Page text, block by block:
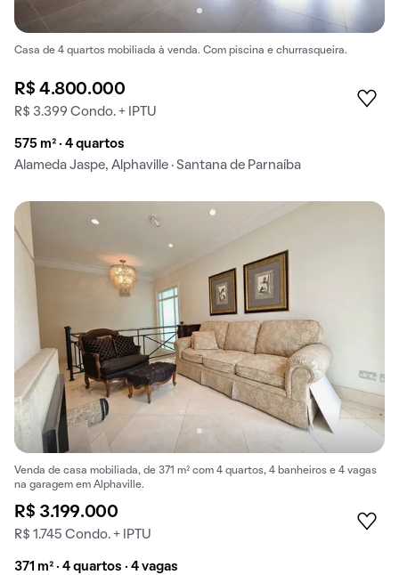
Casa de 4 quartos mobiliada à venda. Com piscina e churrasqueira.
R$ 4.800.000
R$ 3.399 Condo. + IPTU
575 m² · 4 quartos
Alameda Jaspe, Alphaville · Santana de Parnaíba
Venda de casa mobiliada, de 371 m² com 4 quartos, 4 banheiros e 4 vagas
na garagem em Alphaville.
R$ 3.199.000
R$ 1.745 Condo. + IPTU
371 m² · 4 quartos · 4 vagas